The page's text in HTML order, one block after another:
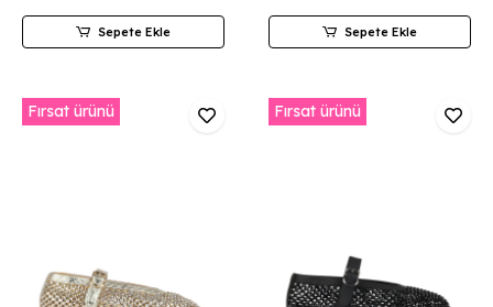
Sepete Ekle Sepete Ekle
Fırsat ürünü Fırsat ürünü